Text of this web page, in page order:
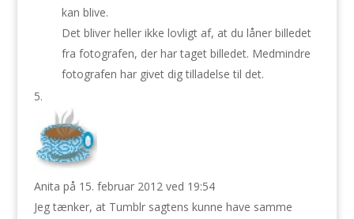
kan blive.
Det bliver heller ikke lovligt af, at du låner billedet
fra fotografen, der har taget billedet. Medmindre
fotografen har givet dig tilladelse til det.
Anita på 15. februar 2012 ved 19:54
Jeg tænker, at Tumblr sagtens kunne have samme